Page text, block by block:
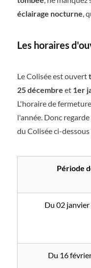
éclairage nocturne,
Les horaires
Le Colisée est ouvert
25 décembre et 1er
L'horaire de
l'année. Donc
du Colisée ci-
Période
Du 02
Du 16